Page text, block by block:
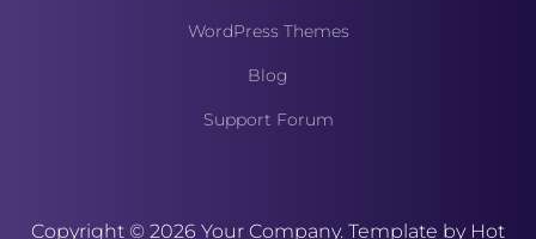
WordPress Themes
Blog
Support Forum
Copyright © 2026 Your Company. Template by Hot